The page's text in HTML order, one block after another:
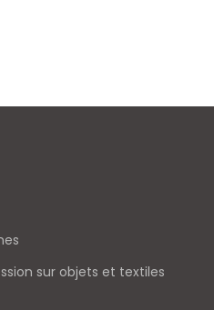
sur objets et textiles